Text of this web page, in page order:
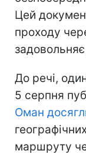
Цей
проходу
До речі,
5 серпня
Оман
маршруту